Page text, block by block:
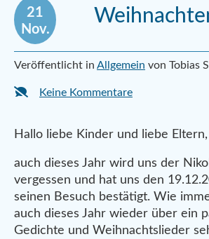
21
Nov.
Veröffentlicht in Allgemein von Tobias
Keine Kommentare
Hallo liebe Kinder und liebe Eltern,
auch dieses Jahr wird uns der
vergessen und hat uns den
seinen Besuch bestätigt. Wie
auch dieses Jahr wieder über ein
Gedichte und Weihnachtslieder